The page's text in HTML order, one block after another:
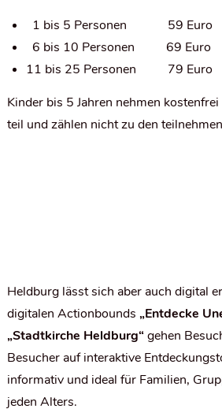
1 bis 5 Personen 59 Euro
6 bis 10 Personen 69 Euro
11 bis 25 Personen 79 Euro
Kinder bis 5 Jahren nehmen
teil und zählen nicht zu den
Heldburg lässt sich aber auch digital
digitalen Actionbounds „Entdecke
„Stadtkirche Heldburg“gehen
Besucher auf interaktive
informativ und ideal für Familien,
jeden Alters.